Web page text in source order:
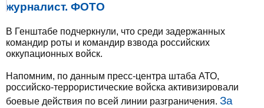
журналист. ФОТО
В Генштабе подчеркнули, что среди задержанных
командир роты и командир взвода российских
оккупационных войск.
Напомним, по данным пресс-центра штаба АТО,
российско-террористические войска активизировали
боевые действия по всей линии разграничения. За